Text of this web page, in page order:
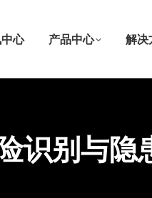
心 产品中心 解决
识别与隐